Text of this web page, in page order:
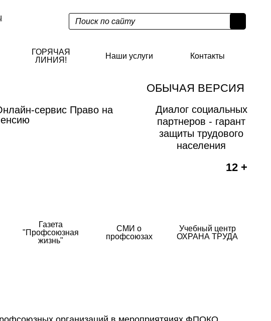
ГОРЯЧАЯ
ЛИНИЯ!
Наши услуги Контакты
ОБЫЧАЯ ВЕРСИЯ
сервис Право на
Диалог социальных
партнеров - гарант
защиты трудового
населения
12 +
Газета
"Профсоюзная
жизнь"
СМИ о
профсоюзах
Учебный центр
ОХРАНА ТРУДА